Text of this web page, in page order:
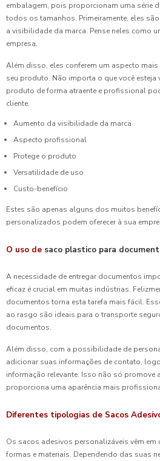
embalagem, pois proporcionam uma série
todos os tamanhos. Primeiramente, eles
a visibilidade da marca. Pense neles como
empresa.
Além disso, eles conferem um aspecto
seu produto. Não importa o que você esteja
produto de forma atraente e profissional
cliente.
Aumento da visibilidade da marca
Aspecto profissional
Protege o produto
Versatilidade de uso
Custo-benefício
Estes são apenas alguns dos muitos
personalizados podem oferecer à sua
O uso de saco plastico para
A necessidade de entregar documentos
eficaz é crucial em muitas indústrias.
documentos torna esta tarefa mais fácil.
ao rasgo são ideais para o transporte
documentos.
Além disso, com a possibilidade de
adicionar suas informações de contato,
informação relevante. Isso não só promove
proporciona uma aparência mais
Diferentes tipologias de Sacos
Os sacos adesivos personalizáveis vêm em
formas e materiais. Dependendo das suas